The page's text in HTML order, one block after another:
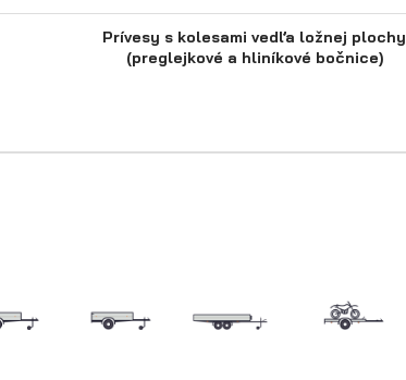
Prívesy s kolesami vedľa ložnej plochy
(preglejkové a hliníkové bočnice)